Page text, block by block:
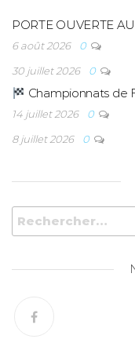
PORTE OUVERTE
6 août 2026
0
30 juillet 2026
0
Championnats de
14 juillet 2026
0
8 juillet 2026
0